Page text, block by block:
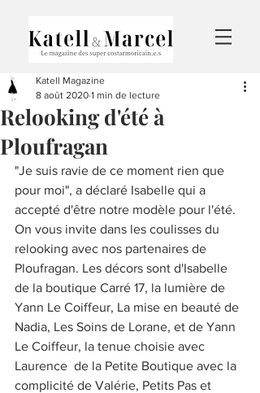
Relooking d'été à
Ploufragan
Katell Magazine
8 août 2020 1 min de lecture
"Je suis ravie de ce moment rien que
pour moi", a déclaré Isabelle qui a
accepté d'être notre modèle pour l'été.
On vous invite dans les coulisses du
relooking avec nos partenaires de
Ploufragan. Les décors sont d'Isabelle
de la boutique Carré 17, la lumière de
Yann Le Coiffeur, La mise en beauté de
Nadia, Les Soins de Lorane, et de Yann
Le Coiffeur, la tenue choisie avec
Laurence  de la Petite Boutique avec la
complicité de Valérie, Petits Pas et